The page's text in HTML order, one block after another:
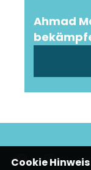
Ahmad
Cookie Hinweis